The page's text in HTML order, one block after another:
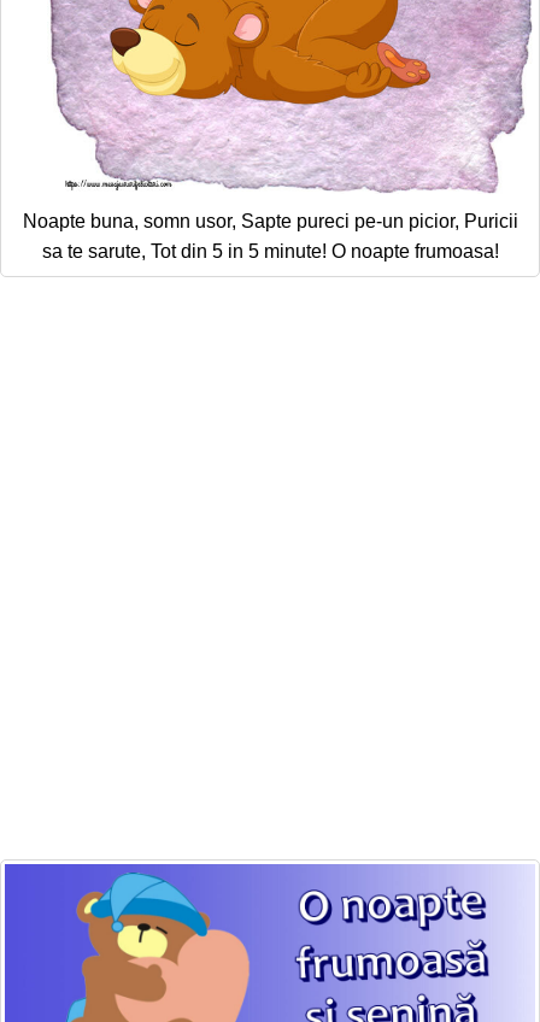
Noapte buna, somn usor, Sapte pureci pe-un picior, Puricii
sa te sarute, Tot din 5 in 5 minute! O noapte frumoasa!